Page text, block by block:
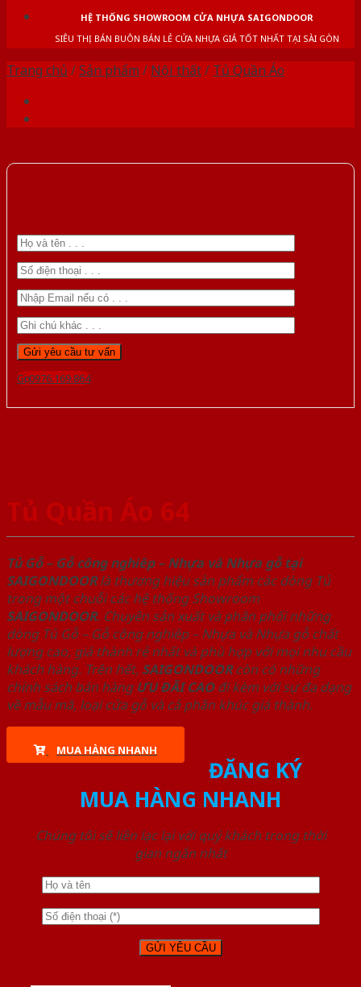
HỆ THỐNG SHOWROOM CỬA NHỰA SAIGONDOOR
SIÊU THỊ BÁN BUÔN BÁN LẺ CỬA NHỰA GIÁ TỐT NHẤT TẠI SÀI GÒN
Trang chủ /Sản phẩm / Nội thất/ Tủ Quần Áo
Gọi 0976.169.864
Tủ Quần Áo 64
Tủ Gỗ – Gỗ công nghiêp – Nhựa và Nhựa gỗ tại
SAIGONDOORlà thương hiệu sản phẩm các dòng Tủ
trong một chuỗi các hệ thống Showroom
SAIGONDOOR. Chuyên sản xuất và phân phối những
dòng Tủ Gỗ – Gỗ công nghiêp – Nhựa và Nhựa gỗ chất
lượng cao, giá thành rẻ nhất và phù hợp với mọi nhu cầu
khách hàng. Trên hết, SAIGONDOORcòn có những
chính sách bán hàng ƯU ĐÃI CAOđi kèm với sự đa dạng
về mẫu mã, loại cửa gỗ và cả phân khúc giá thành.
MUA HÀNG NHANH
ĐĂNG KÝ
MUA HÀNG NHANH
Chúng tôi sẽ liên lạc lại với quý khách trong thời
gian ngắn nhất